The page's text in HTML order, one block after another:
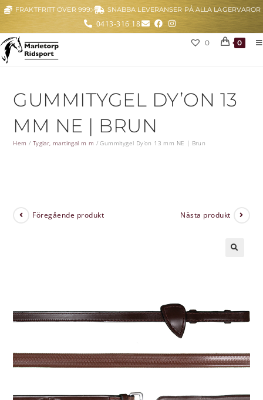
FRAKTFRITT ÖVER 999:- SNABBA LEVERANSER PÅ ALLA LAGERVAROR
0413-316 18
0 0
GUMMITYGEL DY’ON 13
MM NE | BRUN
Hem / Tyglar, martingal m m /Gummitygel Dy’on 13 mm NE | Brun
Föregående produkt Nästa produkt